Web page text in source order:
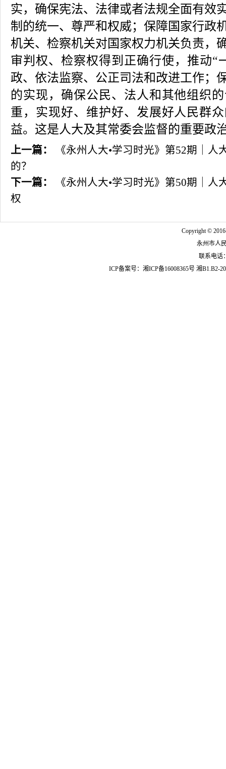
实，确保宪法、法律或者法规全面有效
制的统一、尊严和权威；保障国家行政
机关、检察机关对国家权力机关负责，
审判权、检察权得到正确行使，推动“
政、依法监察、公正司法和改进工作；
的实现，确保公民、法人和其他组织
重，实现好、维护好、发展好人民群
益。这是人大及其常委会监督的重要政
上一篇：
《永州人大•学习时光》第52期｜
的？
下一篇：
《永州人大•学习时光》第50期｜
权
Copyright ©
永州市人
联系电话
ICP备案号： 湘ICP备16008365号 湘B1.B2-